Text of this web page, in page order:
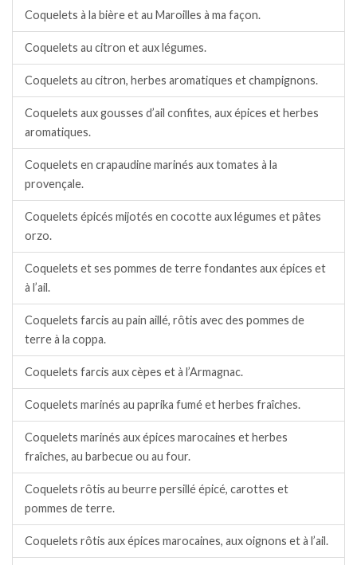
Coquelets à la bière et au Maroilles à ma façon.
Coquelets au citron et aux légumes.
Coquelets au citron, herbes aromatiques et champignons.
Coquelets aux gousses d’ail confites, aux épices et herbes
aromatiques.
Coquelets en crapaudine marinés aux tomates à la
provençale.
Coquelets épicés mijotés en cocotte aux légumes et pâtes
orzo.
Coquelets et ses pommes de terre fondantes aux épices et
à l’ail.
Coquelets farcis au pain aillé, rôtis avec des pommes de
terre à la coppa.
Coquelets farcis aux cèpes et à l’Armagnac.
Coquelets marinés au paprika fumé et herbes fraîches.
Coquelets marinés aux épices marocaines et herbes
fraîches, au barbecue ou au four.
Coquelets rôtis au beurre persillé épicé, carottes et
pommes de terre.
Coquelets rôtis aux épices marocaines, aux oignons et à l’ail.